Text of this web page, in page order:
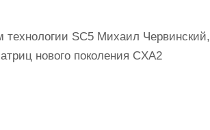
SC5 Михаил Червинский,
нового поколения CXA2